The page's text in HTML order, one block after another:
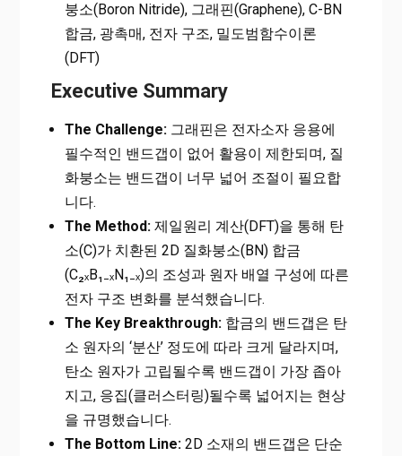
붕소(Boron Nitride), 그래핀(Graphene), C-BN
합금, 광촉매, 전자 구조, 밀도범함수이론
(DFT)
Executive Summary
The Challenge:그래핀은 전자소자 응용에
필수적인 밴드갭이 없어 활용이 제한되며, 질
화붕소는 밴드갭이 너무 넓어 조절이 필요합
니다.
The Method:제일원리 계산(DFT)을 통해 탄
소(C)가 치환된 2D 질화붕소(BN) 합금
(C₂ₓB₁₋ₓN₁₋ₓ)의 조성과 원자 배열 구성에 따른
전자 구조 변화를 분석했습니다.
The Key Breakthrough:합금의 밴드갭은 탄
소 원자의 ‘분산’ 정도에 따라 크게 달라지며,
탄소 원자가 고립될수록 밴드갭이 가장 좁아
지고, 응집(클러스터링)될수록 넓어지는 현상
을 규명했습니다.
The Bottom Line:2D 소재의 밴드갭은 단순